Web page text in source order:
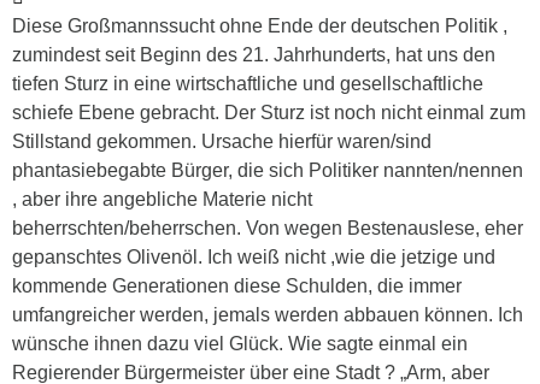
Diese Großmannssucht ohne Ende der deutschen Politik ,
zumindest seit Beginn des 21. Jahrhunderts, hat uns den
tiefen Sturz in eine wirtschaftliche und gesellschaftliche
schiefe Ebene gebracht. Der Sturz ist noch nicht einmal zum
Stillstand gekommen. Ursache hierfür waren/sind
phantasiebegabte Bürger, die sich Politiker nannten/nennen
, aber ihre angebliche Materie nicht
beherrschten/beherrschen. Von wegen Bestenauslese, eher
gepanschtes Olivenöl. Ich weiß nicht ,wie die jetzige und
kommende Generationen diese Schulden, die immer
umfangreicher werden, jemals werden abbauen können. Ich
wünsche ihnen dazu viel Glück. Wie sagte einmal ein
Regierender Bürgermeister über eine Stadt ? „Arm, aber